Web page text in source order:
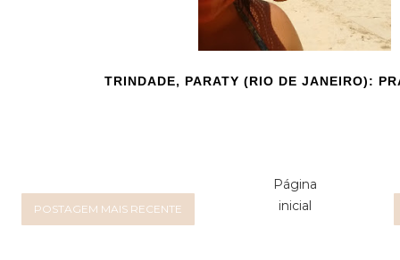
TRINDADE, PARATY (RIO DE JANEIRO):
POSTAGEM MAIS RECENTE
Página
inicial